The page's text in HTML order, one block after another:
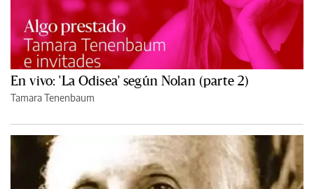
En vivo: 'La Odisea' según Nolan (parte 2)
Tamara Tenenbaum